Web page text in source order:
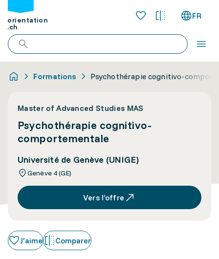
orientation
.ch
FR
Formations Psychothérapie cognitivo-
Master of Advanced Studies MAS
Psychothérapie cognitivo-
comportementale
Université de Genève (UNIGE)
Genève 4 (GE)
Vers l’offre
J'aime Comparer